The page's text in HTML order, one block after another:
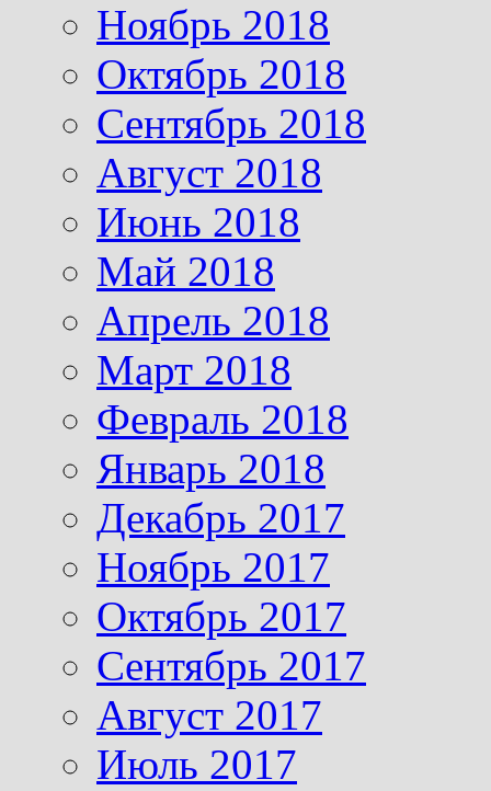
Ноябрь 2018
Октябрь 2018
Сентябрь 2018
Август 2018
Июнь 2018
Май 2018
Апрель 2018
Март 2018
Февраль 2018
Январь 2018
Декабрь 2017
Ноябрь 2017
Октябрь 2017
Сентябрь 2017
Август 2017
Июль 2017